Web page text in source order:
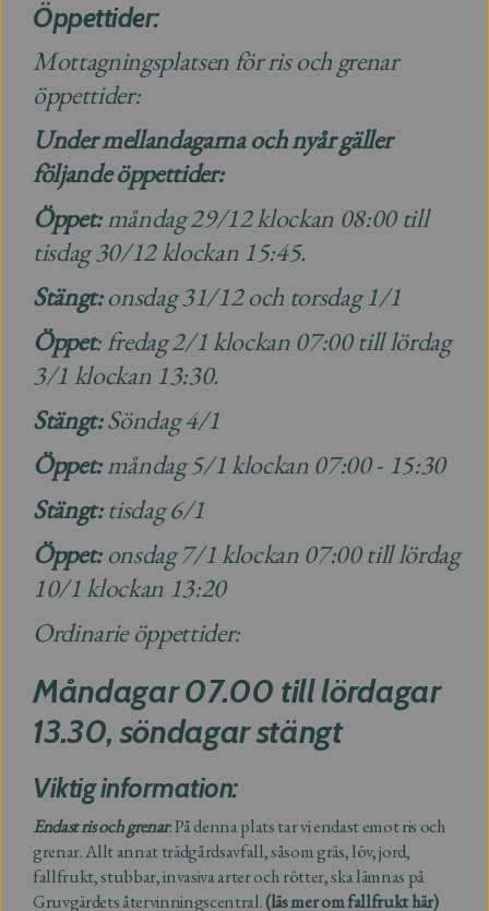
Öppettider:
Mottagningsplatsen för ris och grenar
öppettider:
Under mellandagarna och nyår gäller
följande öppettider:
Öppet:måndag 29/12 klockan 08:00 till
tisdag 30/12 klockan 15:45.
Stängt:onsdag 31/12 och torsdag 1/1
Öppet: fredag 2/1 klockan 07:00 till lördag
3/1 klockan 13:30.
Stängt:Söndag 4/1
Öppet:måndag 5/1 klockan 07:00 - 15:30
Stängt:tisdag 6/1
Öppet:onsdag 7/1 klockan 07:00 till lördag
10/1 klockan 13:20
Ordinarie öppettider:
Måndagar 07.00 till lördagar
13.30, söndagar stängt
Viktig information:
Endast ris och grenar: På denna plats tar vi endast emot ris och
grenar. Allt annat trädgårdsavfall, såsom gräs, löv, jord,
fallfrukt, stubbar, invasiva arter och rötter, ska lämnas på
Gruvgärdets återvinningscentral.(läs mer om fallfrukt här)